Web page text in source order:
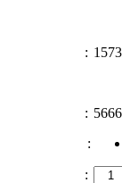
: 1573
: 5666
:
: